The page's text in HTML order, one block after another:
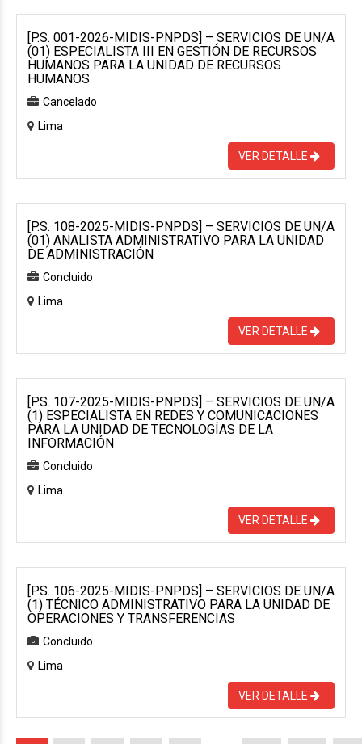
[P.S. 001-2026-MIDIS-PNPDS] – SERVICIOS DE UN/A
(01) ESPECIALISTA III EN GESTIÓN DE RECURSOS
HUMANOS PARA LA UNIDAD DE RECURSOS
HUMANOS
Cancelado
Lima
VER DETALLE
[P.S. 108-2025-MIDIS-PNPDS] – SERVICIOS DE UN/A
(01) ANALISTA ADMINISTRATIVO PARA LA UNIDAD
DE ADMINISTRACIÓN
Concluido
Lima
VER DETALLE
[P.S. 107-2025-MIDIS-PNPDS] – SERVICIOS DE UN/A
(1) ESPECIALISTA EN REDES Y COMUNICACIONES
PARA LA UNIDAD DE TECNOLOGÍAS DE LA
INFORMACIÓN
Concluido
Lima
VER DETALLE
[P.S. 106-2025-MIDIS-PNPDS] – SERVICIOS DE UN/A
(1) TÉCNICO ADMINISTRATIVO PARA LA UNIDAD DE
OPERACIONES Y TRANSFERENCIAS
Concluido
Lima
VER DETALLE